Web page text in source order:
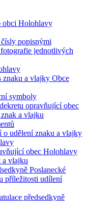
obci Holohlavy
popisnými
jednotlivých
znaku a vlajky Obce
symboly
opravňující obec
a vlajku
o udělení znaku a vlajky
obec Holohlavy
a vlajku
Poslanecké
příležitosti udílení
předsedkyně